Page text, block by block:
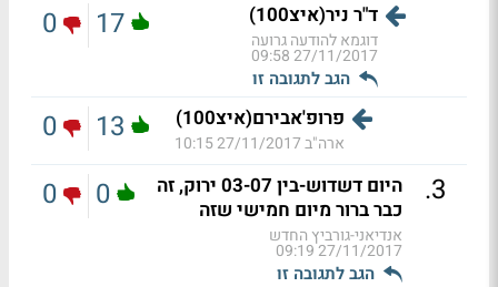
ד"ר ניר(איצ100)
דוגמא להודעה גרועה
27/11/2017 09:58
הגב לתגובה זו
17
0
פרופ'אבירם(איצ100)
ארה"ב27/11/2017 10:15
13
0
3
.
היום דשדוש-בין 03-07 ירוק, זה
כבר ברור מיום חמישי שזה
אנדיאני-גורביץ החדש
27/11/2017 09:19
הגב לתגובה זו
0
0